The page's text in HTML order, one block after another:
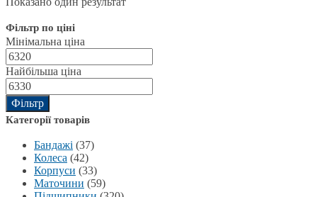
Фільтр по ціні
Мінімальна ціна
Найбільша ціна
Фільтр
Категорії товарів
Бандажі (37)
Колеса (42)
Корпуси (33)
Маточини (59)